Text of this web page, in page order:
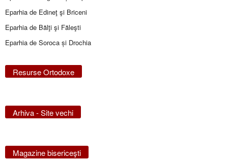
Eparhia de Edineţ şi Briceni
Eparhia de Bălţi şi Făleşti
Eparhia de Soroca și Drochia
Resurse Ortodoxe
Arhiva - Site vechi
Magazine bisericeşti